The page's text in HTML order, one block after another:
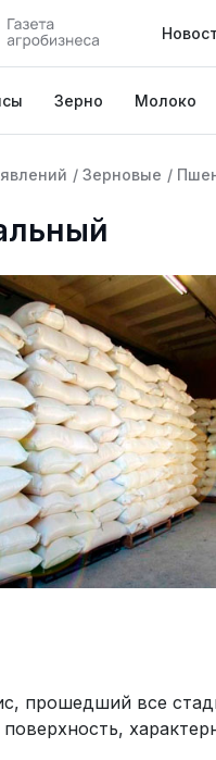
Зерно Молоко
/ Зерновые /
прошедший все